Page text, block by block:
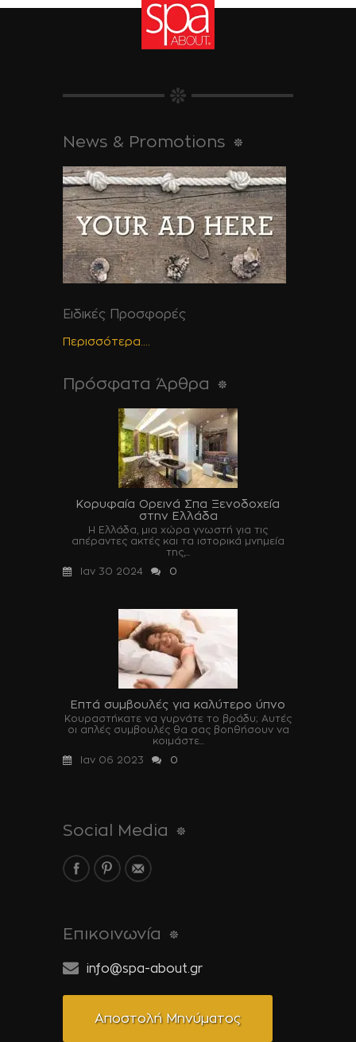
News & Promotions
Ειδικές Προσφορές
Περισσότερα....
Πρόσφατα Άρθρα
Κορυφαία Ορεινά Σπα Ξενοδοχεία
στην Ελλάδα
Η Ελλάδα, μια χώρα γνωστή για τις
απέραντες ακτές και τα ιστορικά μνημεία
της,...
Ιαν 30 2024
0
Επτά συμβουλές για καλύτερο ύπνο
Κουραστήκατε να γυρνάτε το βράδυ; Αυτές
οι απλές συμβουλές θα σας βοηθήσουν να
κοιμάστε...
Ιαν 06 2023
0
Social Media
Επικοινωνία
info@spa-about.gr
Αποστολή Μηνύματος